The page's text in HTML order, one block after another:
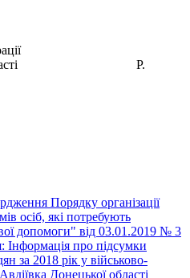
області Р.
Порядку організації
осіб, які потребують
допомоги" від 03.01.2019 № 3
Інформація про підсумки
за 2018 рік у військово-
Донецької області